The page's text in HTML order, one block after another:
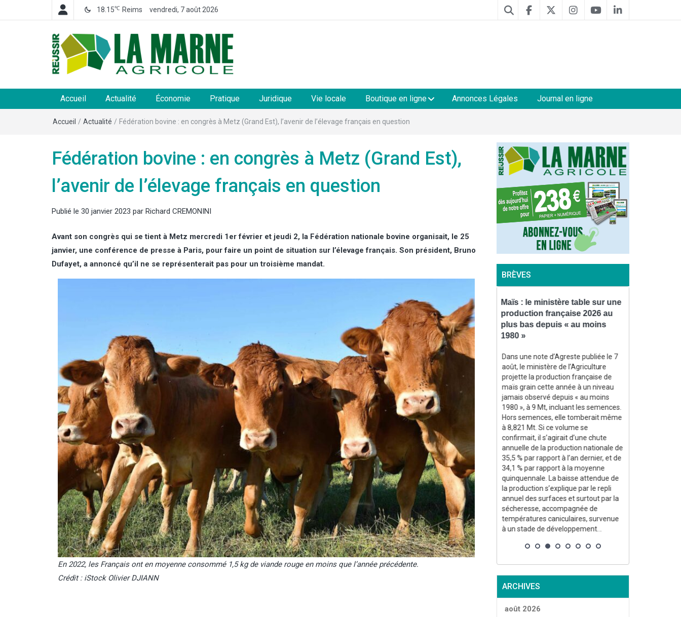
18.15℃ Reims vendredi, 7 août 2026
La Marne Agricole
et rurales
Accueil Actualité Économie Pratique Juridique Vie locale Boutique en ligne Annonces Légales Journal en ligne
Accueil / Actualité / Fédération bovine : en congrès à Metz (Grand Est), l’avenir de l’élevage français en question
Fédération bovine : en congrès à Metz (Grand Est),
l’avenir de l’élevage français en question
Publié le 30 janvier 2023 par Richard CREMONINI
Avant son congrès qui se tient à Metz mercredi 1er février et jeudi 2, la Fédération nationale bovine organisait, le 25
janvier, une conférence de presse à Paris, pour faire un point de situation sur l’élevage français. Son président, Bruno
Dufayet, a annoncé qu’il ne se représenterait pas pour un troisième mandat.
En 2022, les Français ont en moyenne consommé 1,5 kg de viande rouge en moins que l’année précédente.
Crédit : iStock Olivier DJIANN
BRÈVES
Une récente synthèse de
FranceAgriMer et d’Agreste
(ministère de l’Agriculture) souligne la
« dépendance croissante aux
importations » de l’Hexagone, alors
que les importations de viandes,
toutes espèces confondues, ont
continué leur croissance en 2025, de
5 %. (Lire la suite dans l'Agra Fil)
Dans sa note de conjoncture du 7
août, consacrée aux grandes cultures,
Agreste (ministère de l’Agriculture)
estime à un peu moins de 40 t/ha les
rendements moyens hexagonaux
2026 de pommes de terre de
conservation et de demi-saison, soit
l’un des plus faibles niveaux depuis
1996. Sur une surface de 166 000 ha,
les volumes atteindraient donc 6,5 Mt
environ, en recul de 21,5 % par rapport
à l’an dernier (qui avait atteint un
niveau record), et de 7,2 % par rapport
à la moyenne quinquennale.
Concernant la pomme de terre de
féculerie, la surface est estimée à
10 000 ha, et la production atteindrait
421 000 t, soit un...
Pommes/poires : la récolte de
pommes attendue en forte
baisse, celle de poires en
hausse
La récolte de pommes des principaux
pays producteurs de l’Union
européenne (UE) devrait atteindre 9,5
millions de tonne (Mt), soit une baisse
de 15,6 % par rapport à l’an dernier et
de 14,3 % par rapport à la moyenne
des trois dernières campagnes, selon
les premières prévisions dévoilées par
la World Apple and Pear Association
(Wapa) lors du congrès international
Prognosfruit, le 6 août à Constance
(Allemagne). Parmi les principaux
producteurs de l’UE, la Pologne
(-29,9 %, 2,665 Mt) et la France
(-24,2 %, 1,162 Mt) enregistraient les
plus fortes baisses, alors que l’Italie
enregistre une production
globalement stable (-2,2 %, à
2,269 Mt). À l'inverse, la production...
Maïs : le ministère table sur une
production française 2026 au
plus bas depuis « au moins
1980 »
Dans une note d’Agreste publiée le 7
août, le ministère de l’Agriculture
projette la production française de
maïs grain cette année à un niveau
jamais observé depuis « au moins
1980 », à 9 Mt, incluant les semences.
Hors semences, elle tomberait même
à 8,821 Mt. Si ce volume se
confirmait, il s’agirait d’une chute
annuelle de la production nationale de
35,5 % par rapport à l’an dernier, et de
34,1 % par rapport à la moyenne
quinquennale. La baisse attendue de
la production s’explique par le repli
annuel des surfaces et surtout par la
sécheresse, accompagnée de
températures caniculaires, survenue
à un stade de développement...
ARCHIVES
août 2026